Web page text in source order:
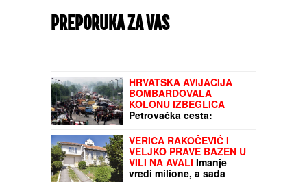
PREPORUKA ZA VAS